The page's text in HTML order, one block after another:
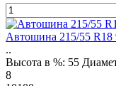
Автошина 215/55 R18
..
Высота в %: 55
8